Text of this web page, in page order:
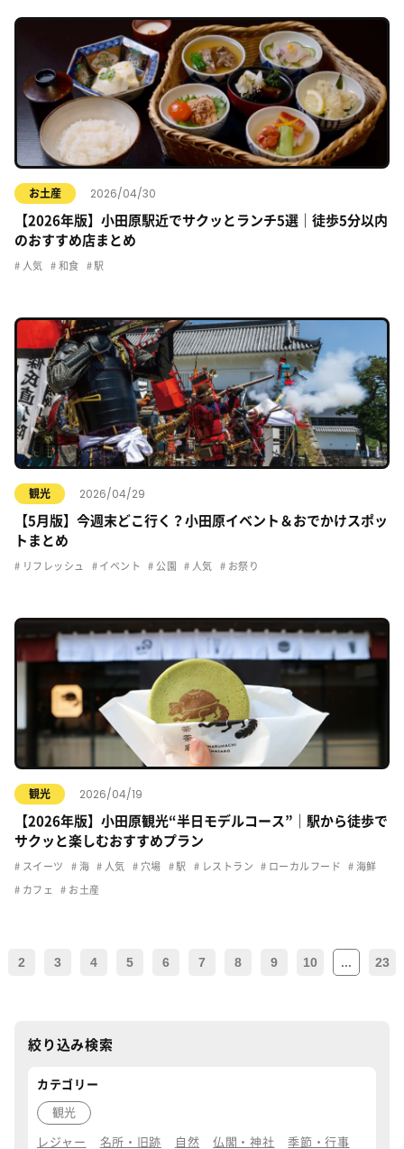
お土産 2026/04/30
【2026年版】小田原駅近でサクッとランチ5選｜徒歩5分以内
のおすすめ店まとめ
人気 和食 駅
観光 2026/04/29
【5月版】今週末どこ行く？小田原イベント＆おでかけスポッ
トまとめ
リフレッシュ イベント 公園 人気 お祭り
観光 2026/04/19
【2026年版】小田原観光“半日モデルコース”｜駅から徒歩で
サクッと楽しむおすすめプラン
スイーツ 海 人気 穴場 駅 レストラン ローカルフード 海鮮
カフェ お土産
2 3 4 5 6 7 8 9 10 ... 23
絞り込み検索
カテゴリー
観光
レジャー 名所・旧跡 自然 仏閣・神社 季節・行事